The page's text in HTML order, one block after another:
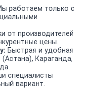
работаем только с
от производителей
цены.
Быстрая и удобная
Караганда,
специалисты
вариант.